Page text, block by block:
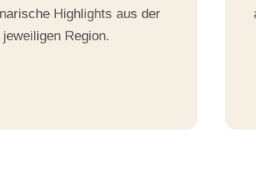
Highlights aus der
jeweiligen Region.